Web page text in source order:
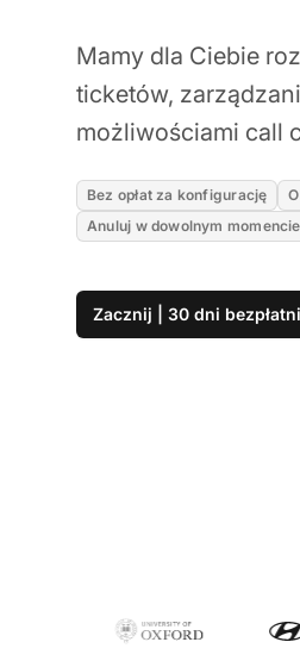
Mamy dla Ciebie
ticketów,
możliwościami call
Bez opłat za konfigurację
Anuluj w dowolnym momencie
Zacznij | 30 dni